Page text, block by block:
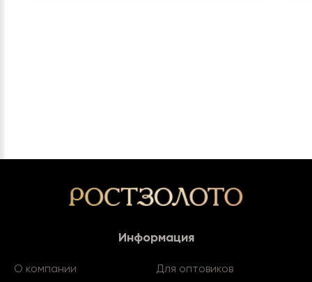
Информация
О компании
Для оптовиков